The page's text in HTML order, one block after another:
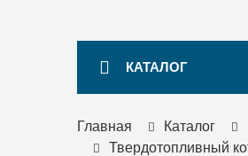
КАТАЛОГ
Главная Каталог
Твердотопливный